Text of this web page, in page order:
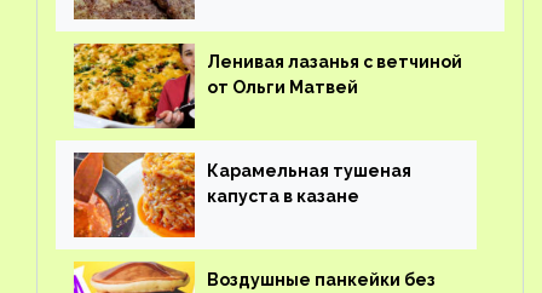
Ленивая лазанья с ветчиной
от Ольги Матвей
Карамельная тушеная
капуста в казане
Воздушные панкейки без